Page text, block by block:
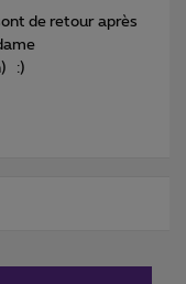
de retour après
:)